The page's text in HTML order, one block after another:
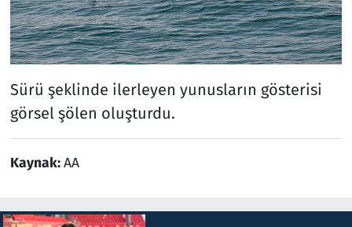
Sürü şeklinde ilerleyen yunusların gösterisi
görsel şölen oluşturdu.
Kaynak:AA